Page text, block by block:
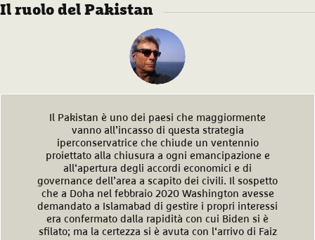
Il ruolo del Pakistan
Il Pakistan è uno dei paesi che maggiormente
vanno all’incasso di questa strategia
iperconservatrice che chiude un ventennio
proiettato alla chiusura a ogni emancipazione e
all‘apertura degli accordi economici e di
governance dell’area a scapito dei civili. Il sospetto
che a Doha nel febbraio 2020 Washington avesse
demandato a Islamabad di gestire i propri interessi
era confermato dalla rapidità con cui Biden si è
sfilato; ma la certezza si è avuta con l‘arrivo di Faiz